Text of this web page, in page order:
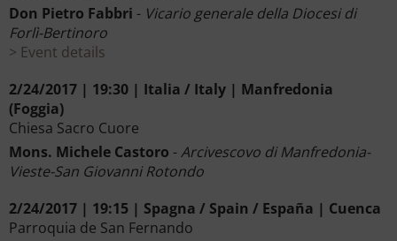
Don Pietro Fabbri - Vicario generale della Diocesi di
Forlì-Bertinoro
Event details
2/24/2017 | 19:30 | Italia / Italy | Manfredonia
(Foggia)
Chiesa Sacro Cuore
Mons. Michele Castoro -Arcivescovo di Manfredonia-
Vieste-San Giovanni Rotondo
2/24/2017 | 19:15 | Spagna / Spain / España | Cuenca
Parroquia de San Fernando